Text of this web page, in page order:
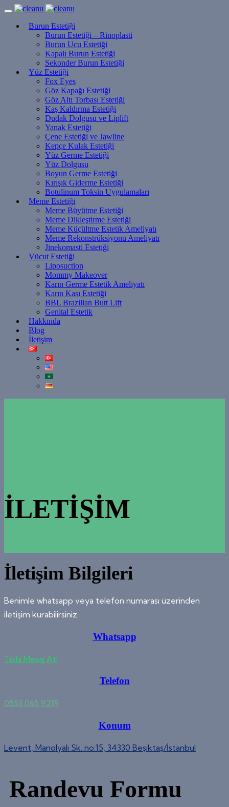
Burun Estetiği
Burun Estetiği – Rinoplasti
Burun Ucu Estetiği
Kapalı Burun Estetiği
Sekonder Burun Estetiği
Yüz Estetiği
Fox Eyes
Göz Kapağı Estetiği
Göz Altı Torbası Estetiği
Kaş Kaldırma Estetiği
Dudak Dolgusu ve Liplift
Yanak Estetiği
Çene Estetiği ve Jawline
Kepçe Kulak Estetiği
Yüz Germe Estetiği
Yüz Dolgusu
Boyun Germe Estetiği
Kırışık Giderme Estetiği
Botulinum Toksin Uygulamaları
Meme Estetiği
Meme Büyütme Estetiği
Meme Dikleştirme Estetiği
Meme Küçültme Estetik Ameliyatı
Meme Rekonstrüksiyonu Ameliyatı
Jinekomasti Estetiği
Vücut Estetiği
Liposuction
Mommy Makeover
Karın Germe Estetik Ameliyatı
Karın Kası Estetiği
BBL Brazilian Butt Lift
Genital Estetik
Hakkında
Blog
İletişim
İLETIŞIM
İletişim Bilgileri
Benimle whatsapp veya telefon numarası üzerinden
iletişim kurabilirsiniz.
Whatsapp
Tıkla Mesaj At!
Telefon
0553 065 9239
Konum
Levent, Manolyalı Sk. no:15, 34330 Beşiktaş/İstanbul
Randevu Formu